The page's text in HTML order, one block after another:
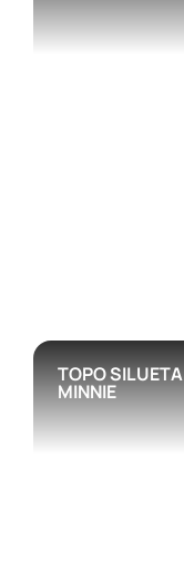
TOPO SILUETA
MINNIE